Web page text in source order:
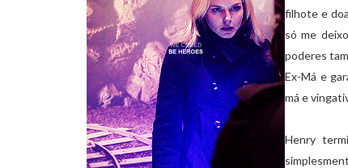
filhote e
só me
poderes
Ex-Má e
má e
Henry